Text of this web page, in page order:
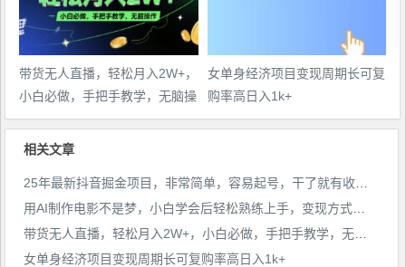
带货无人直播，轻松月入2W+，
小白必做，手把手教学，无脑操
作(附学习资料)
女单身经济项目变现周期长可复
购率高日入1k+
相关文章
女单身经济项目变现周期长可复购率高日入1k+